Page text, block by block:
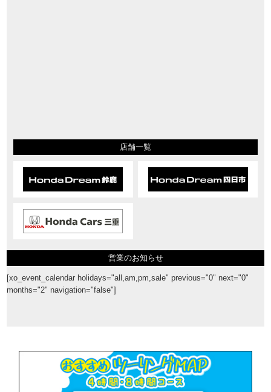
店舗一覧
営業のお知らせ
[xo_event_calendar holidays="all,am,pm,sale" previous="0" next="0"
months="2" navigation="false"]